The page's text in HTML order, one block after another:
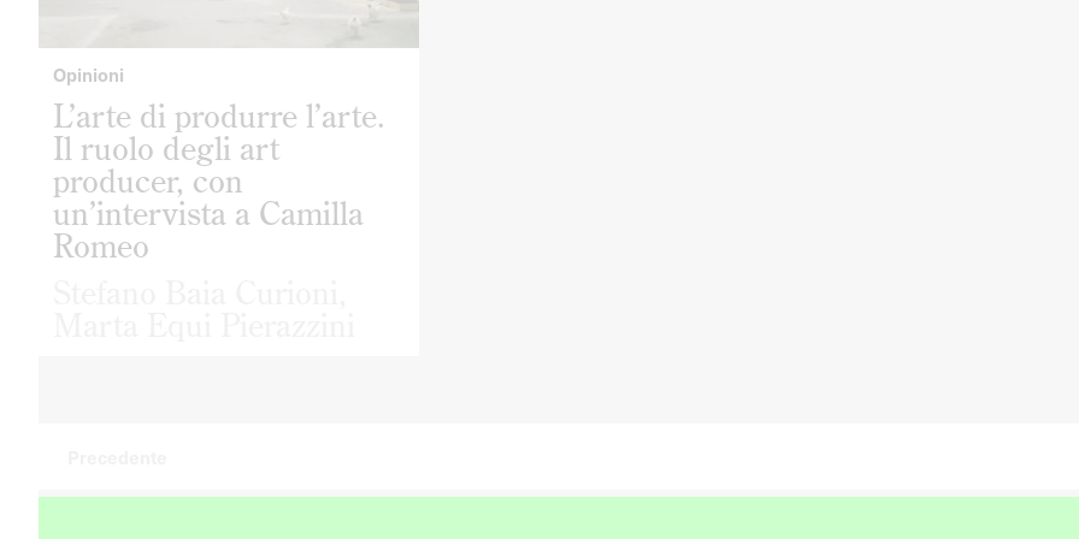
Opinioni
L’arte di produrre l’arte.
Il ruolo degli art
producer, con
un’intervista a Camilla
Romeo